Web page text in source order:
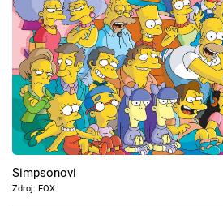
Seriály
Hry
Cool Esport
Pořady
TV Program
Simpsonovi
Zdroj: FOX